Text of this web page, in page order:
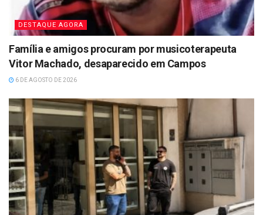
DESTAQUE AGORA
Família e amigos procuram por musicoterapeuta
Vitor Machado, desaparecido em Campos
6 DE AGOSTO DE 2026